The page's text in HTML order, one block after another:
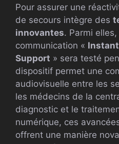
Pour assurer une
de secours intègre des
innovantes. Parmi
communication «
Support » sera testé
dispositif permet une
audiovisuelle entre les
les médecins de la
diagnostic et le
numérique, ces
offrent une manière